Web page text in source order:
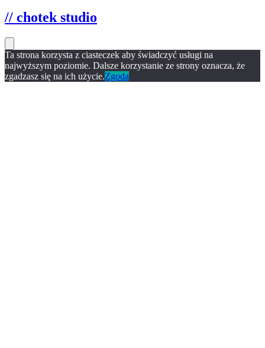
// chotek studio
Ta strona korzysta z ciasteczek aby świadczyć usługi na
najwyższym poziomie. Dalsze korzystanie ze strony oznacza, że
zgadzasz się na ich użycie.Zgoda